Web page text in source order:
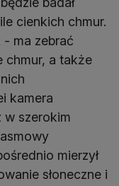
cienkich chmur.
ma zebrać
chmur, a także
kamera
w szerokim
mierzył
słoneczne i